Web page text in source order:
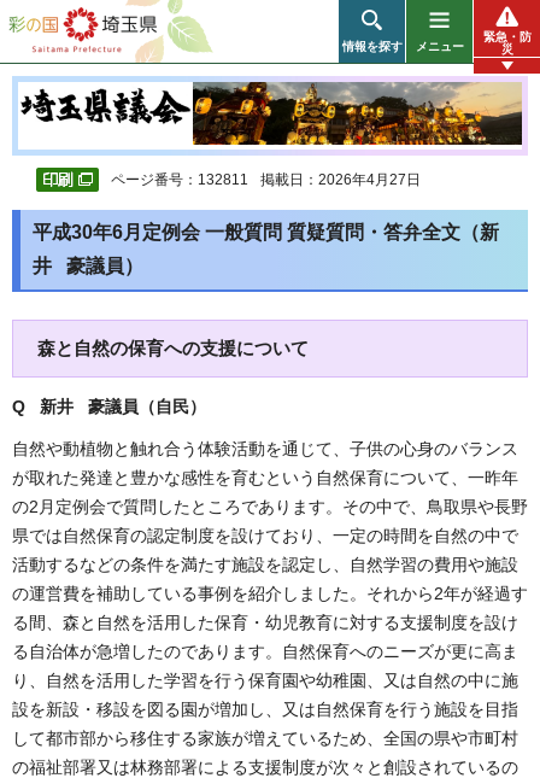
彩の国 埼玉県
情報を探す メニュー
緊急・防
災
ページ番号：132811 掲載日：2026年4月27日
平成30年6月定例会 一般質問 質疑質問・答弁全文（新
井 豪議員）
森と自然の保育への支援について
Q 新井 豪議員（自民）
自然や動植物と触れ合う体験活動を通じて、子供の心身のバランス
が取れた発達と豊かな感性を育むという自然保育について、一昨年
の2月定例会で質問したところであります。その中で、鳥取県や長野
県では自然保育の認定制度を設けており、一定の時間を自然の中で
活動するなどの条件を満たす施設を認定し、自然学習の費用や施設
の運営費を補助している事例を紹介しました。それから2年が経過す
る間、森と自然を活用した保育・幼児教育に対する支援制度を設け
る自治体が急増したのであります。自然保育へのニーズが更に高ま
り、自然を活用した学習を行う保育園や幼稚園、又は自然の中に施
設を新設・移設を図る園が増加し、又は自然保育を行う施設を目指
して都市部から移住する家族が増えているため、全国の県や市町村
の福祉部署又は林務部署による支援制度が次々と創設されているの